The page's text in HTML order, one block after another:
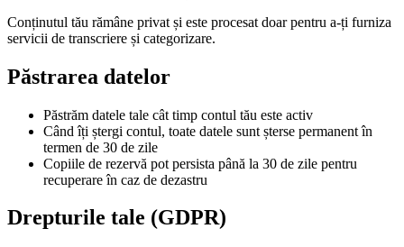
Conținutul tău rămâne privat și este procesat doar pentru a-ți furniza
servicii de transcriere și categorizare.
Păstrarea datelor
Păstrăm datele tale cât timp contul tău este activ
Când îți ștergi contul, toate datele sunt șterse permanent în
termen de 30 de zile
Copiile de rezervă pot persista până la 30 de zile pentru
recuperare în caz de dezastru
Drepturile tale (GDPR)